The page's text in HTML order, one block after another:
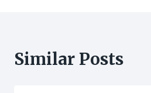
Similar Posts